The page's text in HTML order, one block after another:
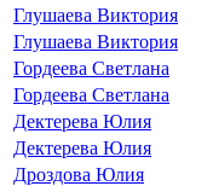
Глушаева Виктория
Глушаева Виктория
Гордеева Светлана
Гордеева Светлана
Дектерева Юлия
Дектерева Юлия
Дроздова Юлия